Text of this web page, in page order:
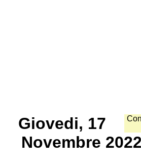
Giovedi, 17
Novembre